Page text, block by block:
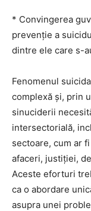
* Convingerea
prevenţie a
dintre ele care s-
Fenomenul
complexă și, prin
sinuciderii
intersectorială,
sectoare, cum ar
afaceri, justiției,
Aceste eforturi
ca o abordare
asupra unei